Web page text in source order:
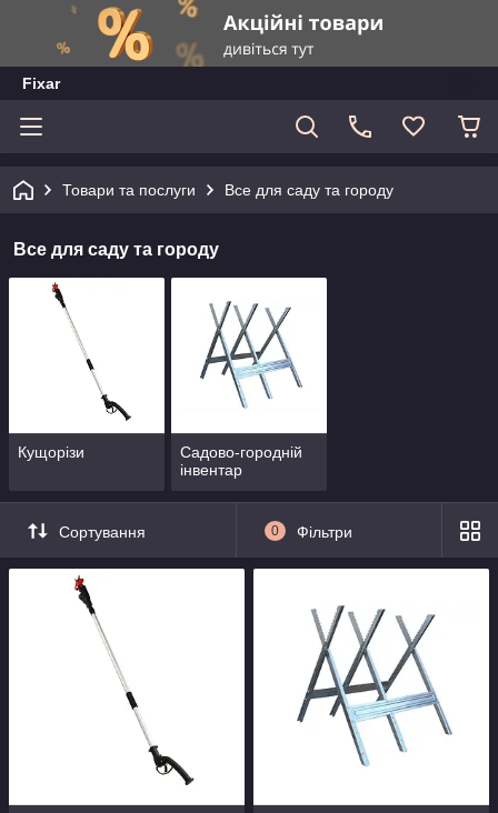
Fixar
Товари та послуги Все для саду та городу
Все для саду та городу
Кущорізи
Садово-городній
інвентар
Сортування 0 Фільтри